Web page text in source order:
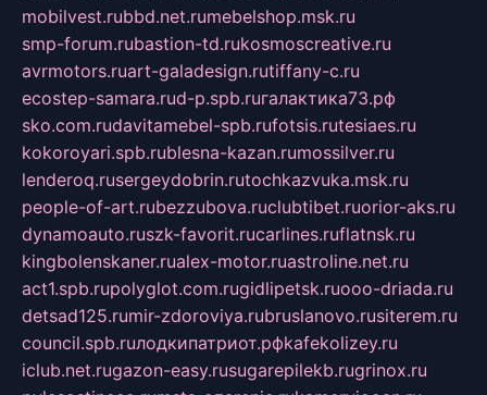
mobilvest.rubbd.net.rumebelshop.msk.ru
smp-forum.rubastion-td.rukosmoscreative.ru
avrmotors.ruart-galadesign.rutiffany-c.ru
ecostep-samara.rud-p.spb.ruгалактика73.рф
sko.com.rudavitamebel-spb.rufotsis.rutesiaes.ru
kokoroyari.spb.rublesna-kazan.rumossilver.ru
lenderoq.rusergeydobrin.rutochkazvuka.msk.ru
people-of-art.rubezzubova.ruclubtibet.ruorior-aks.ru
dynamoauto.ruszk-favorit.rucarlines.ruflatnsk.ru
kingbolenskaner.rualex-motor.ruastroline.net.ru
act1.spb.rupolyglot.com.rugidlipetsk.ruooo-driada.ru
detsad125.rumir-zdoroviya.rubruslanovo.rusiterem.ru
council.spb.ruлодкипатриот.рфkafekolizey.ru
iclub.net.rugazon-easy.rusugarepilekb.rugrinox.ru